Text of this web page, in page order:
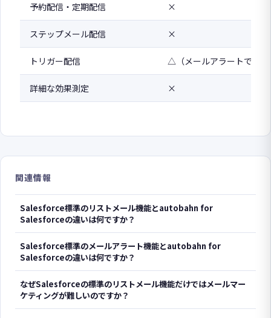
予約配信・定期配信 ×
ステップメール配信 ×
トリガー配信 △（メールアラートで代替
詳細な効果測定 ×
関連情報
Salesforce標準のリストメール機能とautobahn for
Salesforceの違いは何ですか？
Salesforce標準のメールアラート機能とautobahn for
Salesforceの違いは何ですか？
なぜSalesforceの標準のリストメール機能だけではメールマー
ケティングが難しいのですか？